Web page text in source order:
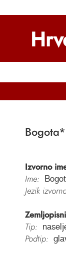
Bogota*
Izvorno
Ime:
Jezik
Tip:
Podtip: